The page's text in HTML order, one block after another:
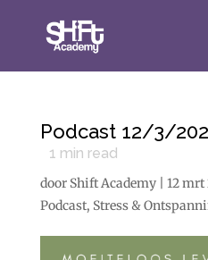
Podcast 12/3/
1 min read
door Shift Academy| 12 mrt
Podcast, Stress &